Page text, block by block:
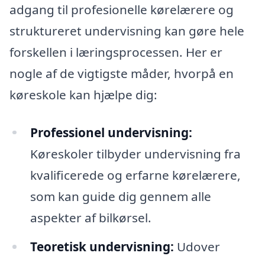
adgang til profesionelle kørelærere og
struktureret undervisning kan gøre hele
forskellen i læringsprocessen. Her er
nogle af de vigtigste måder, hvorpå en
køreskole kan hjælpe dig:
Professionel undervisning:
Køreskoler tilbyder undervisning fra
kvalificerede og erfarne kørelærere,
som kan guide dig gennem alle
aspekter af bilkørsel.
Teoretisk undervisning: Udover